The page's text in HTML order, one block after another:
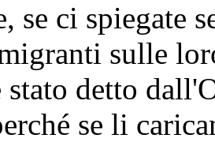
se ci spiegate
sulle
detto
se li